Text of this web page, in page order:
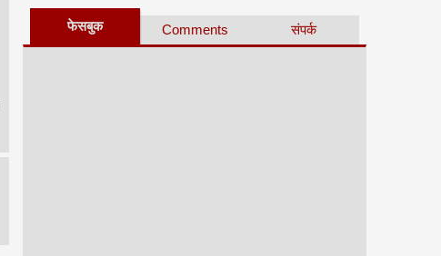
फेसबुक Comments संपर्क